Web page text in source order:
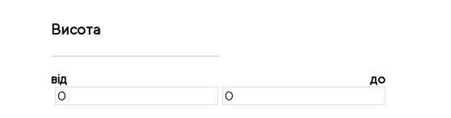
Висота
від до